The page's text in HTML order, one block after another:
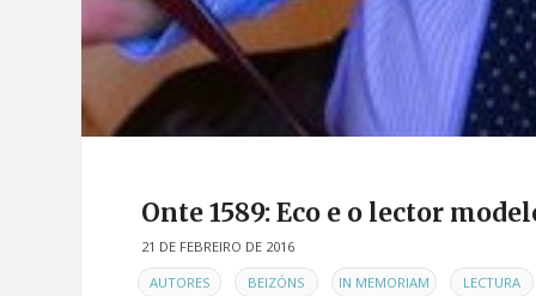
Onte 1589: Eco e o lector
21 DE FEBREIRO DE 2016
EN AUTORES BEIZÓNS IN MEMORIAM LECTURA